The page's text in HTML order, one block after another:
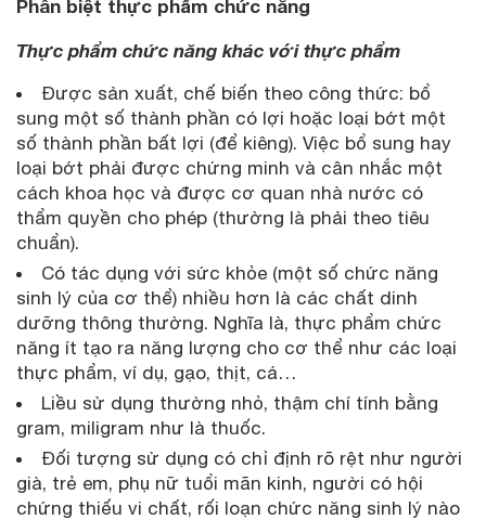
Phân biệt thực phẩm chức năng
Thực phẩm chức năng khác với thực phẩm
Được sản xuất, chế biến theo công thức: bổ
sung một số thành phần có lợi hoặc loại bớt một
số thành phần bất lợi (để kiêng). Việc bổ sung hay
loại bớt phải được chứng minh và cân nhắc một
cách khoa học và được cơ quan nhà nước có
thẩm quyền cho phép (thường là phải theo tiêu
chuẩn).
Có tác dụng với sức khỏe (một số chức năng
sinh lý của cơ thể) nhiều hơn là các chất dinh
dưỡng thông thường. Nghĩa là, thực phẩm chức
năng ít tạo ra năng lượng cho cơ thể như các loại
thực phẩm, ví dụ, gạo, thịt, cá…
Liều sử dụng thường nhỏ, thậm chí tính bằng
gram, miligram như là thuốc.
Đối tượng sử dụng có chỉ định rõ rệt như người
già, trẻ em, phụ nữ tuổi mãn kinh, người có hội
chứng thiếu vi chất, rối loạn chức năng sinh lý nào